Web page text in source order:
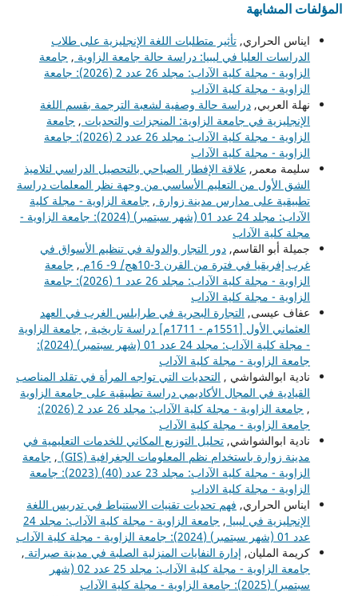
المؤلفات المشابهة
ايناس الحراري, تأثير متطلبات اللغة الإنجليزية على طلاب
الدراسات العليا في ليبيا: دراسة حالة جامعة الزاوية , جامعة
الزاوية - مجلة كلية الآداب: مجلد 26 عدد 2 (2026): جامعة
الزاوية - مجلة كلية الآداب
نهلة العربي, دراسة حالة وصفية لشعبة الترجمة بقسم اللغة
الإنجليزية في جامعة الزاوية: المنجزات والتحديات , جامعة
الزاوية - مجلة كلية الآداب: مجلد 26 عدد 2 (2026): جامعة
الزاوية - مجلة كلية الآداب
سليمة معمر, علاقة الإفطار الصباحي بالتحصيل الدراسي لتلاميذ
الشق الأول من التعليم الأساسي من وجهة نظر المعلمات دراسة
تطبيقية على مدارس مدينة زوارة , جامعة الزاوية - مجلة كلية
الآداب: مجلد 24 عدد 01 (شهر سبتمبر) (2024): جامعة الزاوية -
مجلة كلية الآداب
جميلة أبو القاسم, دور التجار والدولة في تنظيم الأسواق في
غرب إفريقيا في فترة من القرن 3-10هج/ 9- 16م
, جامعة
الزاوية - مجلة كلية الآداب: مجلد 26 عدد 1 (2026): جامعة
الزاوية - مجلة كلية الآداب
عفاف عيسى, التجارة البحرية في طرابلس الغرب في العهد
العثماني الأول [1551م - 1711م] دراسة تاريخية
, جامعة الزاوية
- مجلة كلية الآداب: مجلد 24 عدد 01 (شهر سبتمبر) (2024):
جامعة الزاوية - مجلة كلية الآداب
نادية ابوالشواشي , التحديات التي تواجه المرأة في تقلد المناصب
القيادية في المجال الأكاديمي دراسة تطبيقية على جامعة الزاوية
,
جامعة الزاوية - مجلة كلية الآداب: مجلد 26 عدد 2 (2026):
جامعة الزاوية - مجلة كلية الآداب
نادية ابوالشواشي, تحليل التوزيع المكاني للخدمات التعليمية في
مدينة زوارة باستخدام نظم المعلومات الجغرافية (GIS)
, جامعة
الزاوية - مجلة كلية الآداب: مجلد 23 عدد (40) (2023): جامعة
الزاوية - مجلة كلية الاداب
ايناس الحراري, فهم تحديات تقنيات الاستنباط في تدريس اللغة
الإنجليزية في ليبيا ,
جامعة الزاوية - مجلة كلية الآداب: مجلد 24
عدد 01 (شهر سبتمبر) (2024): جامعة الزاوية - مجلة كلية الآداب
كريمة المليان, إدارة النفايات المنزلية الصلبة في مدينة صبراتة ,
جامعة الزاوية - مجلة كلية الآداب: مجلد 25 عدد 02 (شهر
سبتمبر) (2025): جامعة الزاوية - مجلة كلية الآداب